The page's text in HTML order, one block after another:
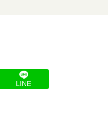
LINE